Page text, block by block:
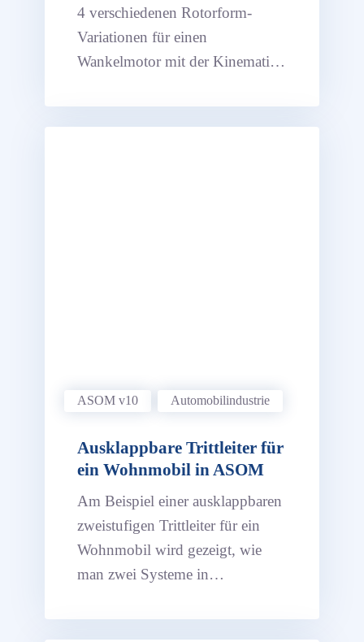
4 verschiedenen Rotorform-
Variationen für einen
Wankelmotor mit der Kinematik-
ASOM v10 Automobil­industrie
Ausklappbare Trittleiter für
ein Wohnmobil in ASOM
Am Beispiel einer ausklappbaren
zweistufigen Trittleiter für ein
Wohnmobil wird gezeigt, wie
man zwei Systeme in
Elementbaum organisieren kann